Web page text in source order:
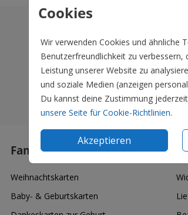
Cookies
Wir verwenden Cookies und ähnliche
Benutzerfreundlichkeit zu verbessern,
Leistung unserer Website zu
und soziale Medien (anzeigen
Du kannst deine Zustimmung
unsere Seite für Cookie-Richtlinien.
Akzeptieren
Familie & Feiertage
Weihnachtskarten
Baby- & Geburtskarten